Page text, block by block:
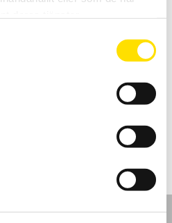
/ hängvåg med en maxkapacitet upp